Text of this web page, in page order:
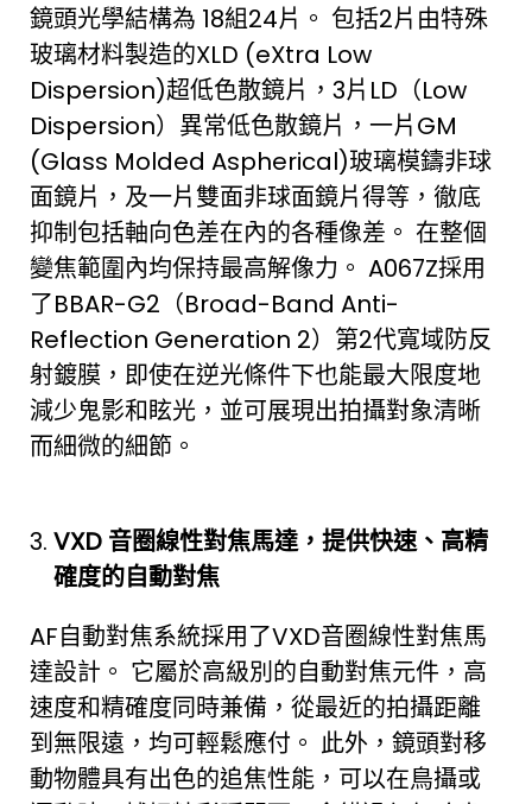
鏡頭光學結構為 18組24片。 包括2片由特殊
玻璃材料製造的XLD (eXtra Low
Dispersion)超低色散鏡片，3片LD（Low
Dispersion）異常低色散鏡片，一片GM
(Glass Molded Aspherical)玻璃模鑄非球
面鏡片，及一片雙面非球面鏡片得等，徹底
抑制包括軸向色差在內的各種像差。 在整個
變焦範圍內均保持最高解像力。 A067Z採用
了BBAR-G2（Broad-Band Anti-
Reflection Generation 2）第2代寬域防反
射鍍膜，即使在逆光條件下也能最大限度地
減少鬼影和眩光，並可展現出拍攝對象清晰
而細微的細節。
VXD 音圈線性對焦馬達，提供快速、高精
確度的自動對焦
AF自動對焦系統採用了VXD音圈線性對焦馬
達設計。 它屬於高級別的自動對焦元件，高
速度和精確度同時兼備，從最近的拍攝距離
到無限遠，均可輕鬆應付。 此外，鏡頭對移
動物體具有出色的追焦性能，可以在鳥攝或